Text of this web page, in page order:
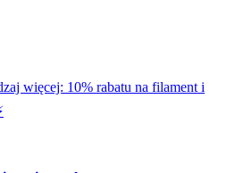
więcej: 10% rabatu na filament i